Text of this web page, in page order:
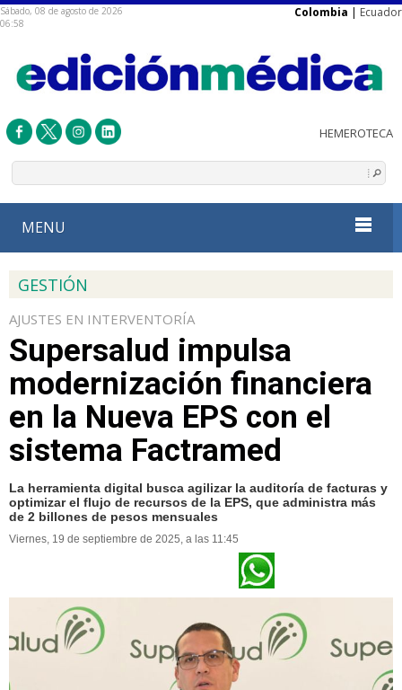
Sábado, 08 de agosto de 2026
06:58
Colombia | Ecuador
MENU
GESTIÓN
AJUSTES EN INTERVENTORÍA
Supersalud impulsa
modernización financiera
en la Nueva EPS con el
sistema Factramed
La herramienta digital busca agilizar la auditoría de facturas y
optimizar el flujo de recursos de la EPS, que administra más
de 2 billones de pesos mensuales
Viernes, 19 de septiembre de 2025, a las 11:45